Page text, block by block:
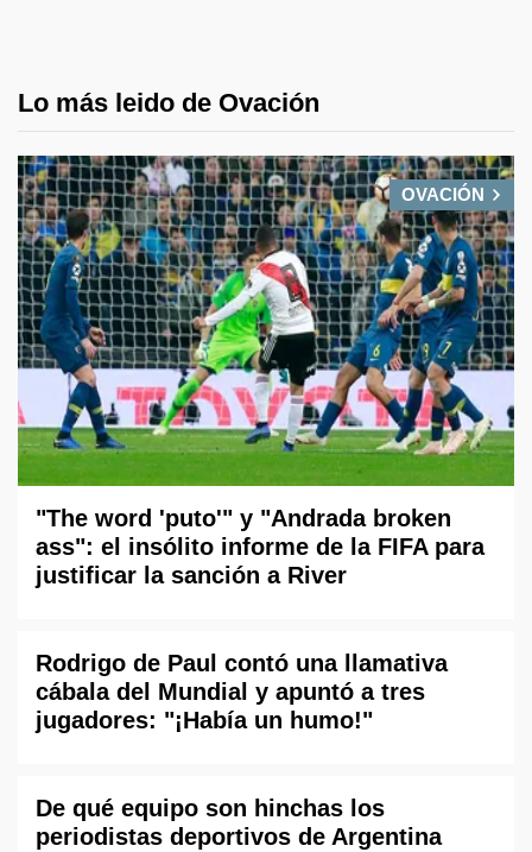
Lo más leido de Ovación
OVACIÓN
"The word 'puto'" y "Andrada broken
ass": el insólito informe de la FIFA para
justificar la sanción a River
Rodrigo de Paul contó una llamativa
cábala del Mundial y apuntó a tres
jugadores: "¡Había un humo!"
De qué equipo son hinchas los
periodistas deportivos de Argentina